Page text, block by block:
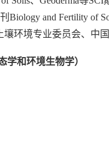
Biology and Fertility of
环境专业委员会、中
学和环境生物学）